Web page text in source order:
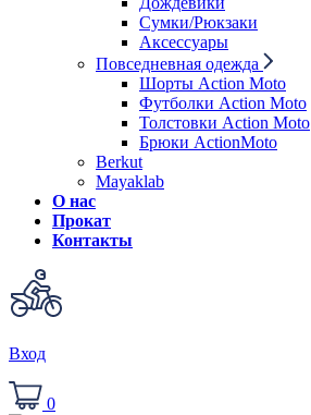
Сумки/Рюкзаки
Аксессуары
Повседневная одежда
Шорты Action Moto
Футболки Action Moto
Толстовки Action Moto
Брюки ActionMoto
Berkut
Mayaklab
О нас
Прокат
Контакты
Вход
0